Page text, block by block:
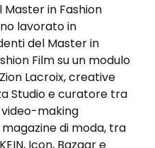
Master in Fashion
lavorato in
del Master in
Film su un modulo
Zion Lacroix,creative
Studio e curatore tra
making
di moda, tra
Icon, Bazaar e